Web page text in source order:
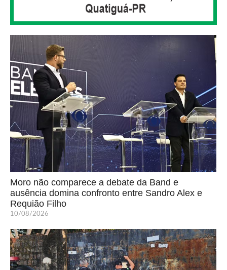
Moro não comparece a debate da Band e
ausência domina confronto entre Sandro Alex e
Requião Filho
10/08/2026